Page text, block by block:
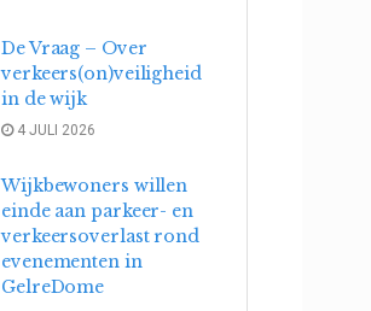
De Vraag – Over
verkeers(on)veiligheid
in de wijk
4 JULI 2026
Wijkbewoners willen
einde aan parkeer- en
verkeersoverlast rond
evenementen in
GelreDome